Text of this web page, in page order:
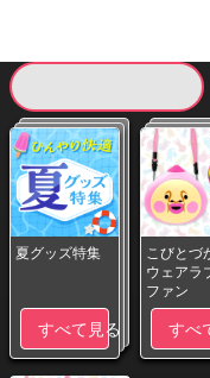
夏グッズ特集
すべて見る
こびとづ
ウェアラ
ファン
すべ